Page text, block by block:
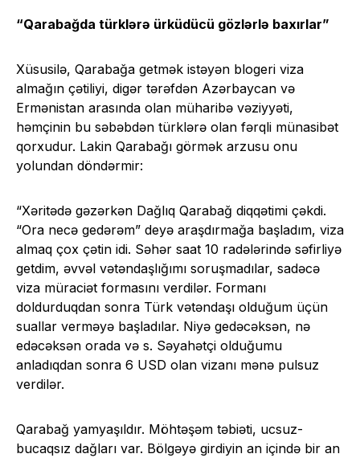
“Qarabağda türklərə ürküdücü gözlərlə baxırlar”
Xüsusilə, Qarabağa getmək istəyən blogeri viza
almağın çətiliyi, digər tərəfdən Azərbaycan və
Ermənistan arasında olan müharibə vəziyyəti,
həmçinin bu səbəbdən türklərə olan fərqli münasibət
qorxudur. Lakin Qarabağı görmək arzusu onu
yolundan döndərmir:
“Xəritədə gəzərkən Dağlıq Qarabağ diqqətimi çəkdi.
“Ora necə gedərəm” deyə araşdırmağa başladım, viza
almaq çox çətin idi. Səhər saat 10 radələrində səfirliyə
getdim, əvvəl vətəndaşlığımı soruşmadılar, sadəcə
viza müraciət formasını verdilər. Formanı
doldurduqdan sonra Türk vətəndaşı olduğum üçün
suallar verməyə başladılar. Niyə gedəcəksən, nə
edəcəksən orada və s. Səyahətçi olduğumu
anladıqdan sonra 6 USD olan vizanı mənə pulsuz
verdilər.
Qarabağ yamyaşıldır. Möhtəşəm təbiəti, ucsuz-
bucaqsız dağları var. Bölgəyə girdiyin an içində bir an